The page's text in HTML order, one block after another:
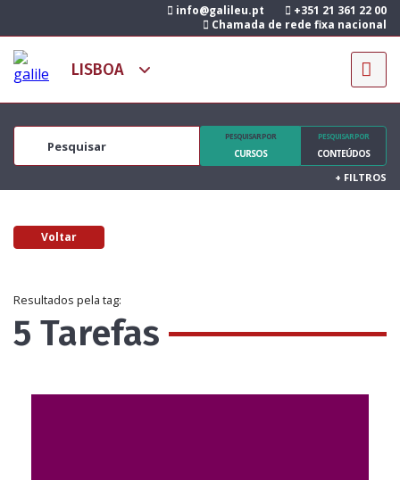
info@galileu.pt
+351 21 361 22 00
Chamada de rede fixa nacional
PESQUISAR POR
CURSOS
PESQUISAR POR
CONTEÚDOS
+ FILTROS
Voltar
Resultados pela tag:
5 Tarefas